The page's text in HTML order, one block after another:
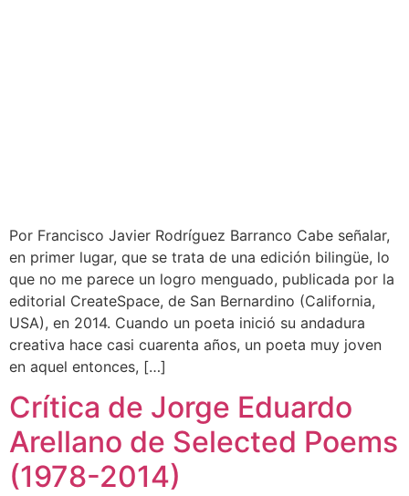
Por Francisco Javier Rodríguez Barranco Cabe señalar,
en primer lugar, que se trata de una edición bilingüe, lo
que no me parece un logro menguado, publicada por la
editorial CreateSpace, de San Bernardino (California,
USA), en 2014. Cuando un poeta inició su andadura
creativa hace casi cuarenta años, un poeta muy joven
en aquel entonces, […]
Crítica de Jorge Eduardo
Arellano de Selected Poems
(1978-2014)